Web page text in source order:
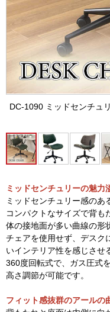
DC-1090 ミッドセンチュ
ミッドセンチュリーの魅力
ミッドセンチュリー感のあ
コンパクトなサイズで背も
体の接地面が多い曲線の形
チェアを使用せず、デスク
いインテリア性を感じさせ
360度回転式で、ガス圧式
高さ調節が可能です。
フィット感抜群のアールの